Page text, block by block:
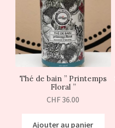
Thé de bain ” Printemps
Floral ”
CHF36.00
Ajouter au panier